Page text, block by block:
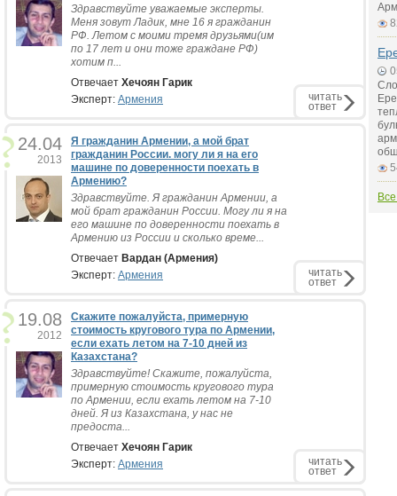
Здравствуйте уважаемые эксперты.
Меня зовут Ладик, мне 16 я гражданин
РФ. Летом с моими тремя друзьями(им
по 17 лет и они тоже граждане РФ)
хотим п...
Отвечает Хечоян Гарик
Эксперт: Армения читать
ответ
24.04
2013
Я гражданин Армении, а мой брат
гражданин России. могу ли я на его
машине по доверенности поехать в
Армению?
Здравствуйте. Я гражданин Армении, а
мой брат гражданин России. Могу ли я на
его машине по доверенности поехать в
Армению из России и сколько време...
Отвечает Вардан (Армения)
Эксперт: Армения читать
ответ
19.08
2012
Скажите пожалуйста, примерную
стоимость кругового тура по Армении,
если ехать летом на 7-10 дней из
Казахстана?
Здравствуйте! Скажите, пожалуйста,
примерную стоимость кругового тура
по Армении, если ехать летом на 7-10
дней. Я из Казахстана, у нас не
предоста...
Отвечает Хечоян Гарик
Эксперт: Армения читать
ответ